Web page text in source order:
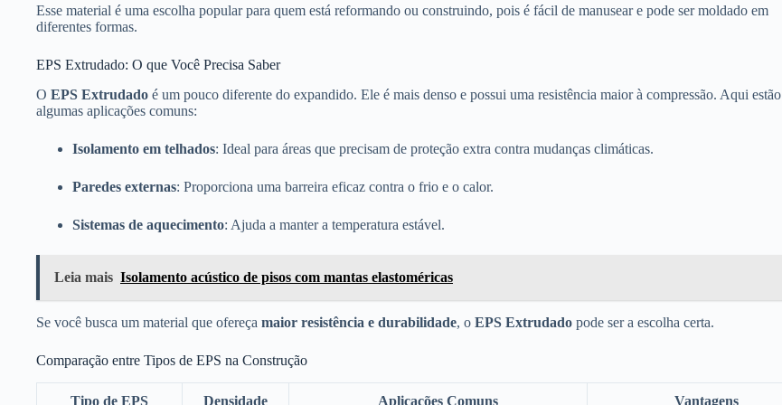
Esse material é uma escolha popular para quem está reformando ou construindo, pois é fácil de manusear e pode ser moldado em
diferentes formas.
EPS Extrudado: O que Você Precisa Saber
O EPS Extrudado é um pouco diferente do expandido. Ele é mais denso e possui uma resistência maior à compressão. Aqui estão
algumas aplicações comuns:
Isolamento em telhados: Ideal para áreas que precisam de proteção extra contra mudanças climáticas.
Paredes externas: Proporciona uma barreira eficaz contra o frio e o calor.
Sistemas de aquecimento: Ajuda a manter a temperatura estável.
Leia mais Isolamento acústico de pisos com mantas elastoméricas
Se você busca um material que ofereça maior resistência e durabilidade, o EPS Extrudado pode ser a escolha certa.
Comparação entre Tipos de EPS na Construção
Tipo de EPS Densidade Aplicações Comuns Vantagens